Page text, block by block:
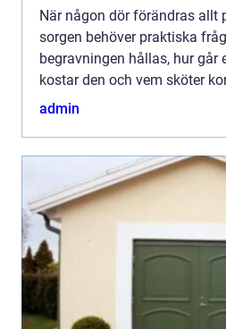
När någon dör förändras allt
sorgen behöver praktiska
begravningen hållas, hur går
kostar den och vem sköter
eller annan lokal? En trygg
admin